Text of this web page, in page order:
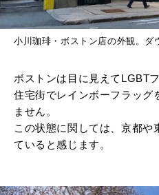
小川珈琲・ボストン店の外観。ダ
ボストンは目に見えてLGBT
住宅街でレインボーフラッグ
ません。
この状態に関しては、京都や
ていると感じます。